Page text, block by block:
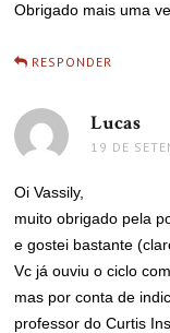
Obrigado mais uma
RESPONDER
Lucas
19 DE
Oi Vassily,
muito obrigado pela
e gostei bastante
Vc já ouviu o ciclo
mas por conta de
professor do Curtis